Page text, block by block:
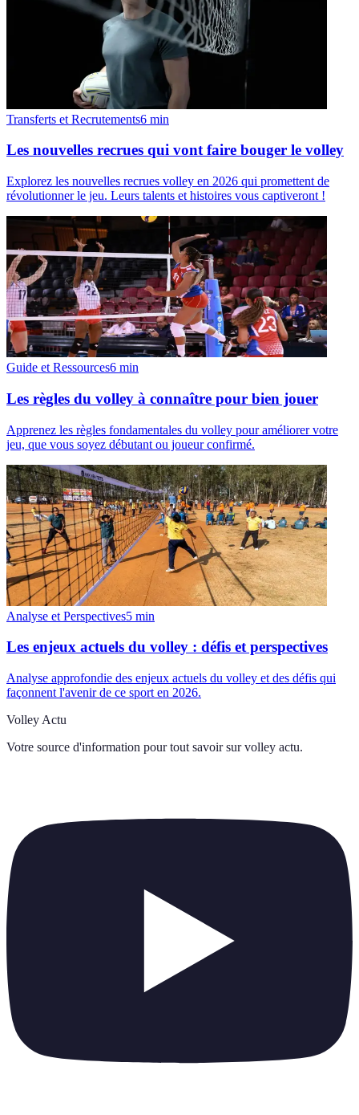
Transferts et Recrutements6 min
Les nouvelles recrues qui vont faire bouger le volley
Explorez les nouvelles recrues volley en 2026 qui promettent de
révolutionner le jeu. Leurs talents et histoires vous captiveront !
Guide et Ressources6 min
Les règles du volley à connaître pour bien jouer
Apprenez les règles fondamentales du volley pour améliorer votre
jeu, que vous soyez débutant ou joueur confirmé.
Analyse et Perspectives5 min
Les enjeux actuels du volley : défis et perspectives
Analyse approfondie des enjeux actuels du volley et des défis qui
façonnent l'avenir de ce sport en 2026.
Volley Actu
Votre source d'information pour tout savoir sur volley actu.